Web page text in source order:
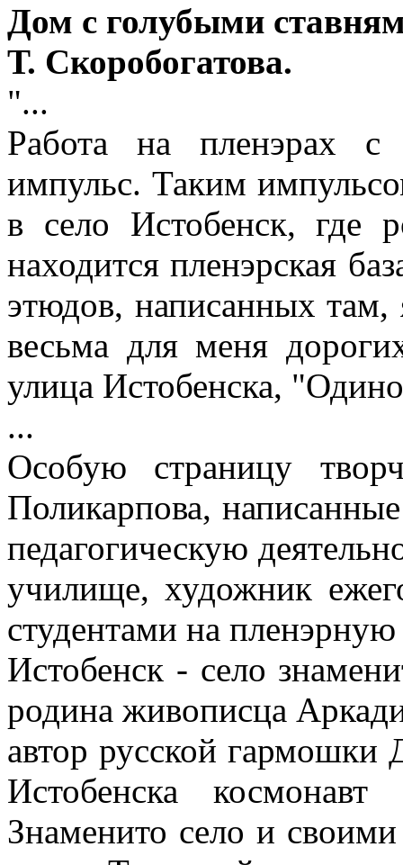
Дом с голубыми
Т. Скоробогатова.
"...
Работа на пленэрах с
импульс. Таким
в село Истобенск, где
находится пленэрская
этюдов, написанных там,
весьма для меня
улица Истобенска,
...
Особую страницу
Поликарпова,
педагогическую
училище, художник
студентами на пленэрную
Истобенск - село
родина живописца
автор русской
Истобенска
Знаменито село и